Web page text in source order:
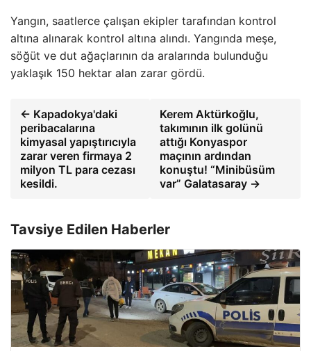
Yangın, saatlerce çalışan ekipler tarafından kontrol
altına alınarak kontrol altına alındı. Yangında meşe,
söğüt ve dut ağaçlarının da aralarında bulunduğu
yaklaşık 150 hektar alan zarar gördü.
← Kapadokya'daki
peribacalarına
kimyasal yapıştırıcıyla
zarar veren firmaya 2
milyon TL para cezası
kesildi.
Kerem Aktürkoğlu,
takımının ilk golünü
attığı Konyaspor
maçının ardından
konuştu! “Minibüsüm
var” Galatasaray →
Tavsiye Edilen Haberler